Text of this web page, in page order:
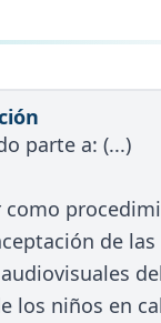
parte a: (...)
como
de las
los niños en